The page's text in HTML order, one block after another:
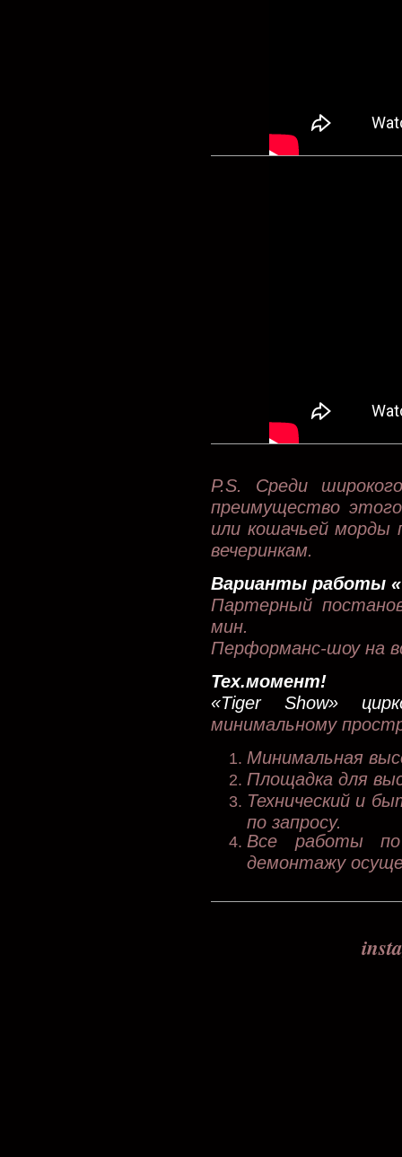
P.S. Среди
преимущество
или кошачьей морды
вечеринкам.
Варианты работы
Партерный
мин.
Перформанс-шоу на
Тех.момент!
«Tiger Show»
минимальному
Минимальная
Площадка для
Технический и
по запросу.
Все работы по
демонтажу